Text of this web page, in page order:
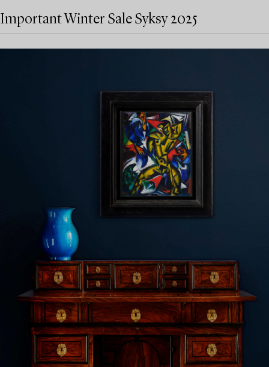
Important Winter Sale Syksy 2025